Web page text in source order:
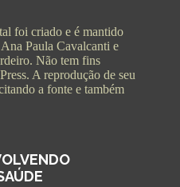
foi criado e é mantido
Paula Cavalcanti e
Não tem fins
A reprodução de seu
a fonte e também